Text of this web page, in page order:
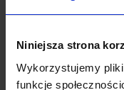
Niniejsza strona
Wykorzystujemy
funkcje
Rack-Mammut®